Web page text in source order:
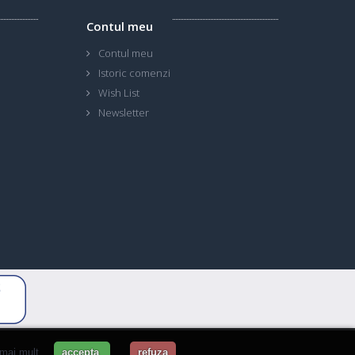
mult accepta refuza
Contul meu
Contul meu
Istoric comenzi
Wish List
Newsletter